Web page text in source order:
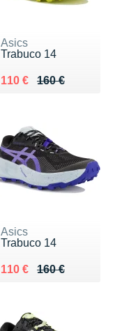
Asics
Trabuco 14
160 €
Au lieu de 160 €
110 €
Vendu 110 €
Asics
Trabuco 14
160 €
Au lieu de 160 €
110 €
Vendu 110 €